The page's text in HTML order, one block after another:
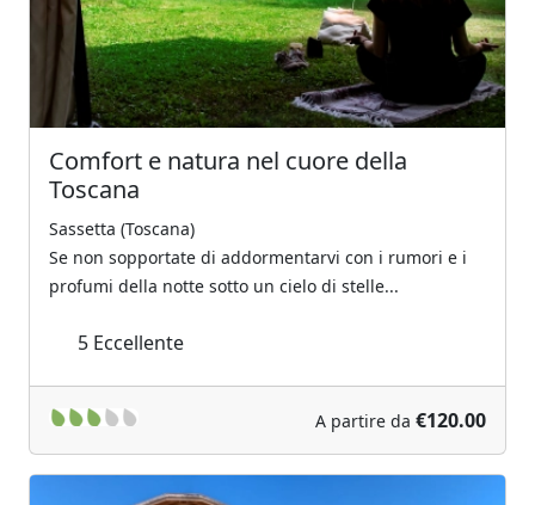
Comfort e natura nel cuore della
Toscana
Sassetta (Toscana)
Se non sopportate di addormentarvi con i rumori e i
profumi della notte sotto un cielo di stelle...
5 Eccellente
A partire da €120.00